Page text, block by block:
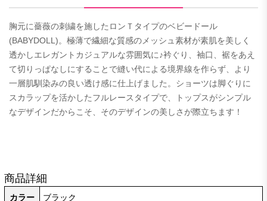
胸元に薔薇の刺繍を施したロンＴタイプのベビードール
(BABYDOLL)。極薄で繊細な質感のメッシュ素材が素肌を美しく
透かしエレガントカジュアルな雰囲気に♪衿ぐり、袖口、裾をあえ
て切りっぱなしにすることで縫い代による境界線を作らず、より
一層肌馴染みの良い透け感に仕上げました。ショーツは脚ぐりに
スカラップを活かしたフルレースタイプで、トップスがシンプル
なデザインだからこそ、そのデザインの美しさが際立ちます！
商品詳細
カラー ブラック